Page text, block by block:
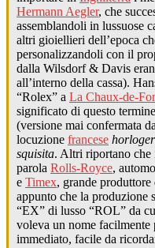
Hermann Aegler, che
assemblandoli in lussuose
altri gioiellieri dell’epoca
personalizzandoli con il
dalla Wilsdorf & Davis
all’interno della cassa).
“Rolex” a La Chaux-de-
significato di questo
(versione mai confermata
locuzione francese
squisita. Altri riportano che
parola Rolls-Royce,
e Timex, grande
appunto che la produzione
“EX” di lusso “ROL” da
voleva un nome
immediato, facile da